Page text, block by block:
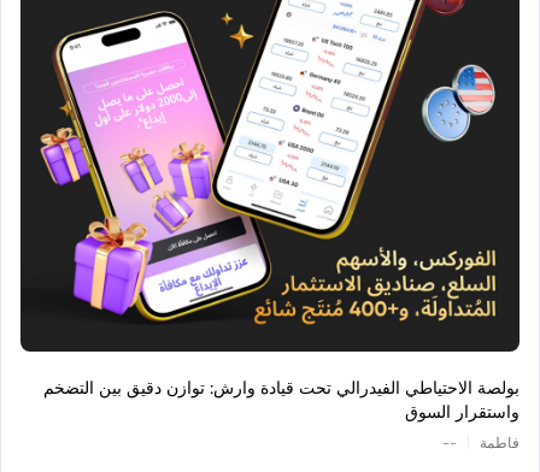
بولصة الاحتياطي الفيدرالي تحت قيادة وارش: توازن دقيق بين التضخم
واستقرار السوق
فاطمة --